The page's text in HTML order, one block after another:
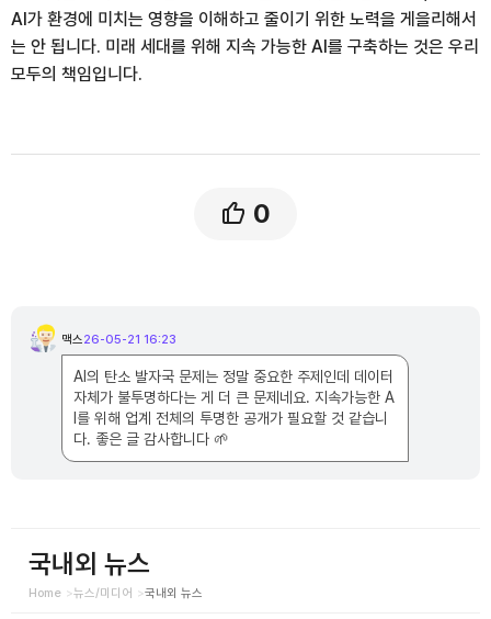
AI가 환경에 미치는 영향을 이해하고 줄이기 위한 노력을 게을리해서
는 안 됩니다. 미래 세대를 위해 지속 가능한 AI를 구축하는 것은 우리
모두의 책임입니다.
0
맥
스
맥스26-05-21 16:23
AI의 탄소 발자국 문제는 정말 중요한 주제인데 데이터
자체가 불투명하다는 게 더 큰 문제네요. 지속가능한 A
I를 위해 업계 전체의 투명한 공개가 필요할 것 같습니
다. 좋은 글 감사합니다 🌱
국내외 뉴스
Home 뉴스/미디어 국내외 뉴스